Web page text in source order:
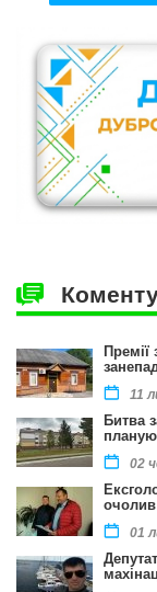
11
Битва
02
очолив
01